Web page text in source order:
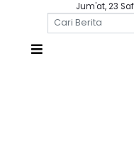
Jum'at, 23